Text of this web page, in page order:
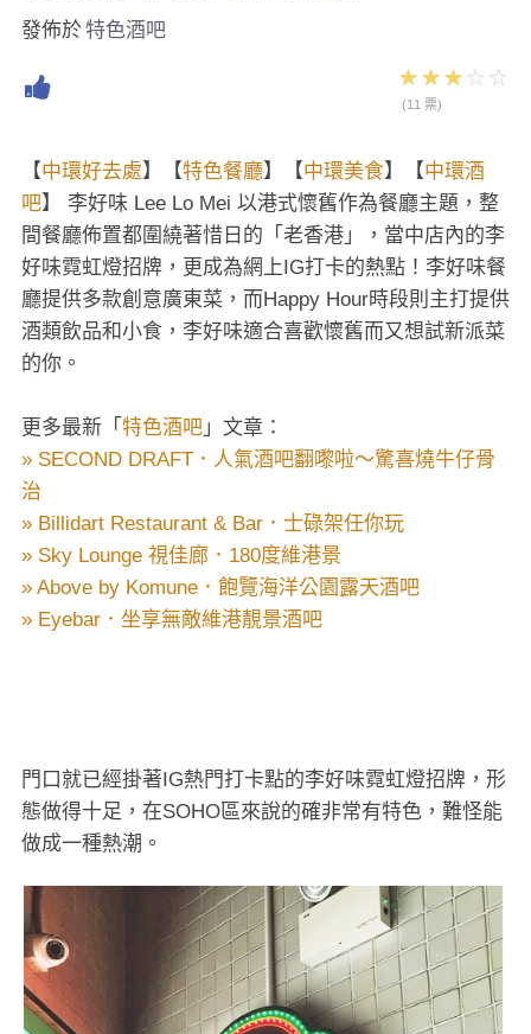
發佈於特色酒吧
(11 票)
【中環好去處】【特色餐廳】【中環美食】【中環酒
吧】 李好味 Lee Lo Mei 以港式懷舊作為餐廳主題，整
間餐廳佈置都圍繞著惜日的「老香港」，當中店內的李
好味霓虹燈招牌，更成為網上IG打卡的熱點！李好味餐
廳提供多款創意廣東菜，而Happy Hour時段則主打提供
酒類飲品和小食，李好味適合喜歡懷舊而又想試新派菜
的你。
更多最新「 特色酒吧 」文章：
» SECOND DRAFT．人氣酒吧翻嚟啦～驚喜燒牛仔骨
治
» Billidart Restaurant & Bar．士碌架任你玩
» Sky Lounge 視佳廊．180度維港景
» Above by Komune．飽覽海洋公園露天酒吧
» Eyebar．坐享無敵維港靚景酒吧
門口就已經掛著IG熱門打卡點的李好味霓虹燈招牌，形
態做得十足，在SOHO區來說的確非常有特色，難怪能
做成一種熱潮。